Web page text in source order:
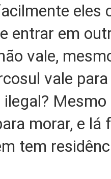
entrar em
vale,
vale
ilegal?
morar, e
tem